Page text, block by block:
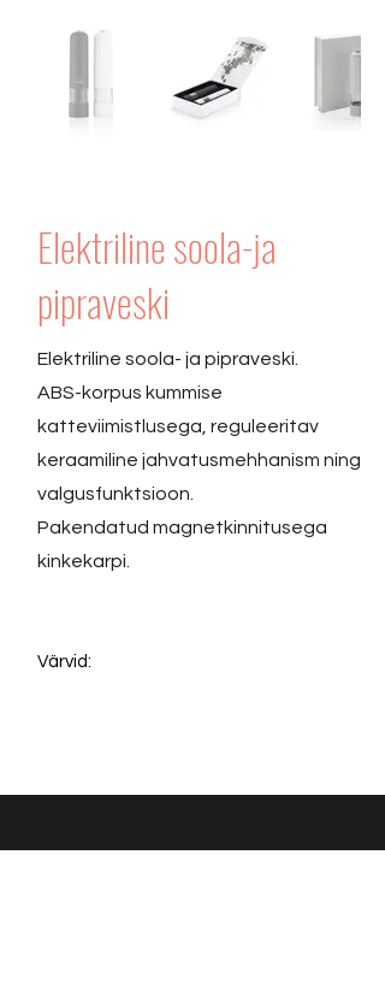
Elektriline soola-ja
pipraveski
Elektriline soola- ja pipraveski.
ABS-korpus kummise
katteviimistlusega, reguleeritav
keraamiline jahvatusmehhanism ning
valgusfunktsioon.
Pakendatud magnetkinnitusega
kinkekarpi.
Värvid: